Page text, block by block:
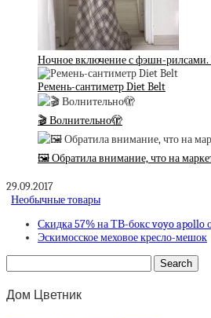
Ночное включение с фэшн-
Ремень-сантиметр Diet Belt
🎬 Волнительно🫣
🖼 Обратила внимание, что на
29.09.2017
Необычные товары
Скидка 57% на ТВ-бокс voyo apollo
Эскимосское меховое кресло-мешок
Дом Цветник